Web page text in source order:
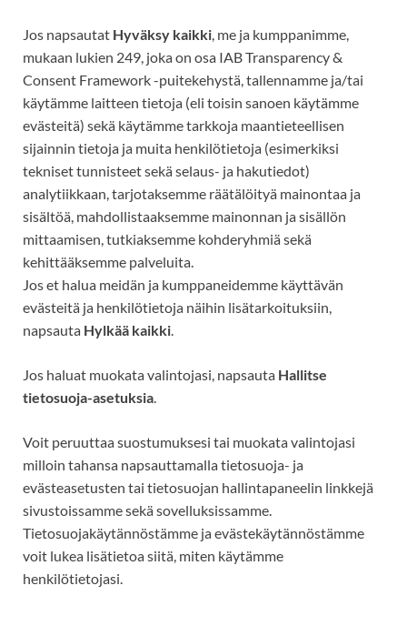
Jos napsautat Hyväksy kaikki, me ja kumppanimme,
mukaan lukien 249, joka on osa IAB Transparency &
Consent Framework -puitekehystä, tallennamme ja/tai
käytämme laitteen tietoja (eli toisin sanoen käytämme
evästeitä) sekä käytämme tarkkoja maantieteellisen
sijainnin tietoja ja muita henkilötietoja (esimerkiksi
tekniset tunnisteetsekä selaus- ja hakutiedot)
analytiikkaan, tarjotaksemme räätälöityä mainontaa ja
sisältöä, mahdollistaaksemme mainonnan ja sisällön
mittaamisen, tutkiaksemme kohderyhmiä sekä
kehittääksemme palveluita.
Jos et halua meidän ja kumppaneidemme käyttävän
evästeitä ja henkilötietoja näihin lisätarkoituksiin,
napsauta Hylkää kaikki.
Jos haluat muokata valintojasi, napsauta Hallitse
tietosuoja-asetuksia.
Voit peruuttaa suostumuksesi tai muokata valintojasi
milloin tahansa napsauttamalla tietosuoja- ja
evästeasetusten tai tietosuojan hallintapaneelin linkkejä
sivustoissamme sekä sovelluksissamme.
Tietosuojakäytännöstämme ja evästekäytännöstämme
voit lukea lisätietoa siitä, miten käytämme
henkilötietojasi.